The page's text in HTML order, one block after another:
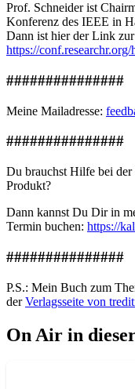
Prof. Schneider ist
Konferenz des IEEE in
Dann ist hier der Link zur
https://
###############
Meine Mailadresse:
###############
Du brauchst Hilfe bei
Produkt?
Dann kannst Du Dir in
Termin buchen: https://
###############
P.S.: Mein Buch zum
derVerlagsseite von
On Air in